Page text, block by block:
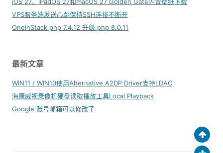
iOS 27、iPadOS 27和macOS 27 Golden Gate内置壁纸下载
VPS服务端发送心跳保持SSH连接不断开
OneinStack php 7.4.12 升级 php 8.0.11
最新文章
WIN11 / WIN10使用Alternative A2DP Driver支持LDAC
海康威视录像机硬盘读取播放工具Local Playback
Google 账号邮箱可以修改了